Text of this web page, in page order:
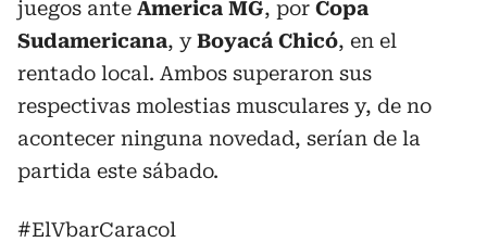
juegos ante America MG, por Copa
Sudamericana, yBoyacá Chicó, en el
rentado local. Ambos superaron sus
respectivas molestias musculares y, de no
acontecer ninguna novedad, serían de la
partida este sábado.
#ElVbarCaracol